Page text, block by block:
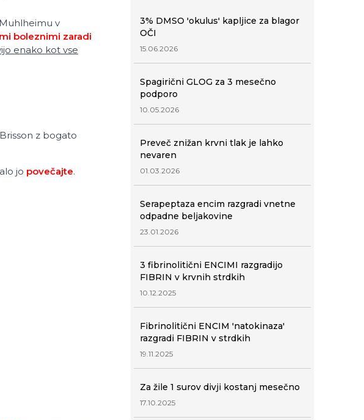
v
boleznimi zaradi
enako kot vse
z bogato
jo povečajte.
3% DMSO 'okulus' kapljice za blagor
OČI
15.06.2026
Spagirični GLOG za 3 mesečno
podporo
10.05.2026
Preveč znižan krvni tlak je lahko
nevaren
01.03.2026
Serapeptaza encim razgradi vnetne
odpadne beljakovine
23.01.2026
3 fibrinolitični ENCIMI razgradijo
FIBRIN v krvnih strdkih
10.12.2025
Fibrinolitični ENCIM 'natokinaza'
razgradi FIBRIN v strdkih
19.11.2025
Za žile 1 surov divji kostanj mesečno
17.10.2025